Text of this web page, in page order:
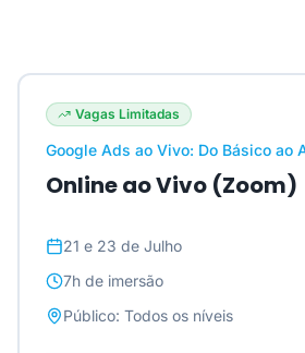
Vagas Limitadas
Google Ads ao Vivo: Do Básico ao
Online ao Vivo (Zoom)
21 e 23 de Julho
7h de imersão
Público: Todos os níveis